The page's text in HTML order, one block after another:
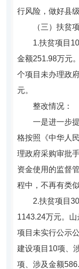
行风险，做好县
（三）扶贫
1.扶贫项目
金额251.98万元
个项目未办理政
元。
整改情况：
一是进一步
格按照《中华人
理政府采购审批手
资金使用的监督
程中，不再有类
2.扶贫项目
1143.24万元。
项目未实行公示
建设项目10项、
项、涉及金额